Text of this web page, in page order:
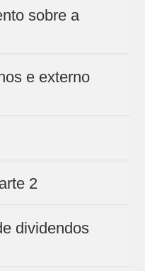
sobre a
e externo
2
dividendos